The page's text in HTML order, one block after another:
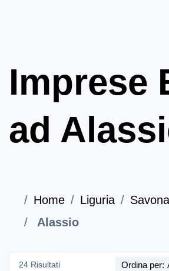
Imprese
ad
Home Liguria
Alassio
24 Risultati Ordina per: